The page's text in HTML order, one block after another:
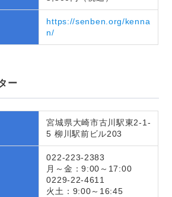
https://senben.org/kenna
n/
ー
宮城県大崎市古川駅東2-1-
5 柳川駅前ビル203
022-223-2383
月～金：9:00～17:00
0229-22-4611
火土：9:00～16:45